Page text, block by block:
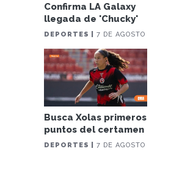
Confirma LA Galaxy
llegada de 'Chucky'
DEPORTES | 7 DE AGOSTO
Busca Xolas primeros
puntos del certamen
DEPORTES | 7 DE AGOSTO